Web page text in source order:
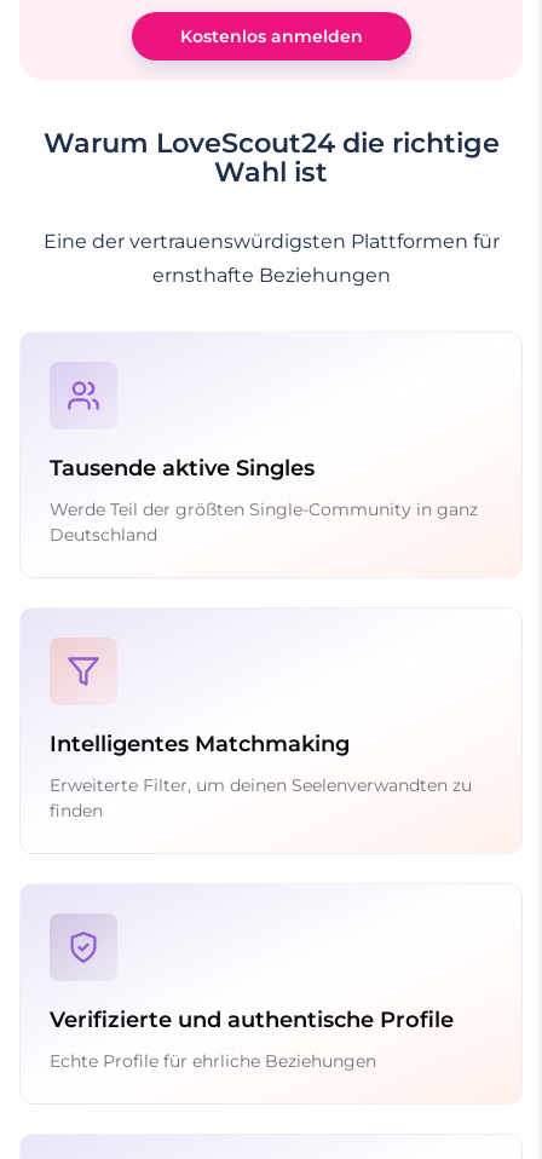
Kostenlos anmelden
Warum LoveScout24 die richtige
Wahl ist
Eine der vertrauenswürdigsten Plattformen für
ernsthafte Beziehungen
Tausende aktive Singles
Werde Teil der größten Single-Community in ganz
Deutschland
Intelligentes Matchmaking
Erweiterte Filter, um deinen Seelenverwandten zu
finden
Verifizierte und authentische Profile
Echte Profile für ehrliche Beziehungen